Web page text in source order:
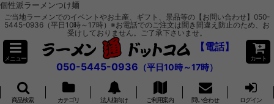
個性派ラーメンつけ麺
ご当地ラーメンでのイベントやお土産、ギフト、景品等の【お問い合わせ】050-
5445-0936（平日10時～17時）※お電話でのご注文は聞き間違え防止のため、お
受けしておりません。ご了承下さいませ。
メニュー
【電話】
050-5445-0936 （平日10時～17時）
カート
商品検索 カテゴリ 法人様向け ご利用案内 問い合わせ ログイン